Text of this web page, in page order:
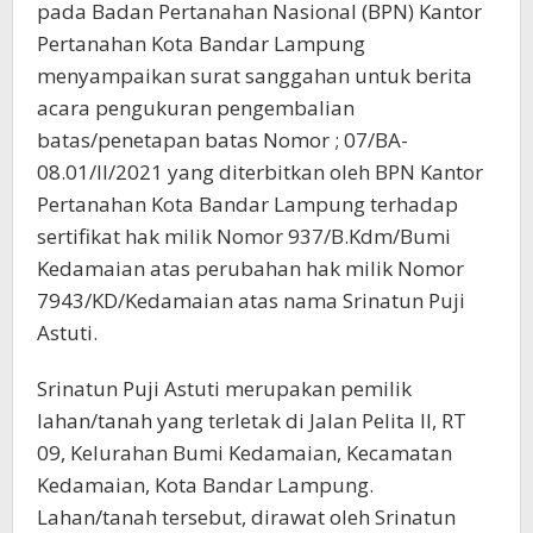
pada Badan Pertanahan Nasional (BPN) Kantor
Pertanahan Kota Bandar Lampung
menyampaikan surat sanggahan untuk berita
acara pengukuran pengembalian
batas/penetapan batas Nomor ; 07/BA-
08.01/II/2021 yang diterbitkan oleh BPN Kantor
Pertanahan Kota Bandar Lampung terhadap
sertifikat hak milik Nomor 937/B.Kdm/Bumi
Kedamaian atas perubahan hak milik Nomor
7943/KD/Kedamaian atas nama Srinatun Puji
Astuti.
Srinatun Puji Astuti merupakan pemilik
lahan/tanah yang terletak di Jalan Pelita II, RT
09, Kelurahan Bumi Kedamaian, Kecamatan
Kedamaian, Kota Bandar Lampung.
Lahan/tanah tersebut, dirawat oleh Srinatun